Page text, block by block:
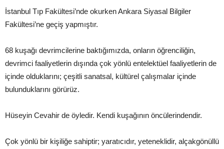
İstanbul Tıp Fakültesi’nde okurken Ankara Siyasal Bilgiler
Fakültesi’ne geçiş yapmıştır.
68 kuşağı devrimcilerine baktığımızda, onların öğrenciliğin,
devrimci faaliyetlerin dışında çok yönlü entelektüel faaliyetlerin de
içinde olduklarını; çeşitli sanatsal, kültürel çalışmalar içinde
bulunduklarını görürüz.
Hüseyin Cevahir de öyledir. Kendi kuşağının öncülerindendir.
Çok yönlü bir kişiliğe sahiptir; yaratıcıdır, yeteneklidir, alçakgönüllü